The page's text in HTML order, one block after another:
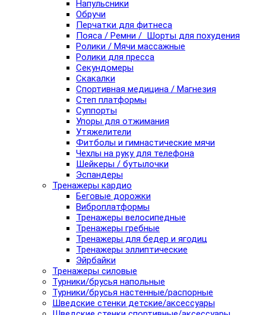
Напульсники
Обручи
Перчатки для фитнеса
Пояса / Ремни / Шорты для похудения
Ролики / Мячи массажные
Ролики для пресса
Секундомеры
Скакалки
Спортивная медицина / Магнезия
Степ платформы
Суппорты
Упоры для отжимания
Утяжелители
Фитболы и гимнастические мячи
Чехлы на руку для телефона
Шейкеры / бутылочки
Эспандеры
Тренажеры кардио
Беговые дорожки
Виброплатформы
Тренажеры велосипедные
Тренажеры гребные
Тренажеры для бедер и ягодиц
Тренажеры эллиптические
Эйрбайки
Тренажеры силовые
Турники/брусья напольные
Турники/брусья настенные/распорные
Шведские стенки детские/аксессуары